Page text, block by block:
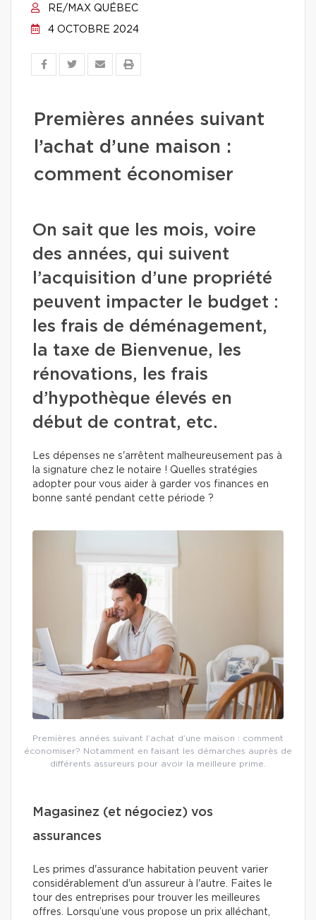
RE/MAX QUÉBEC
4 OCTOBRE 2024
Premières années suivant
l’achat d’une maison :
comment économiser
On sait que les mois, voire
des années, qui suivent
l’acquisition d’une propriété
peuvent impacter le budget :
les frais de déménagement,
la taxe de Bienvenue, les
rénovations, les frais
d’hypothèque élevés en
début de contrat, etc.
Les dépenses ne s'arrêtent malheureusement pas à
la signature chez le notaire ! Quelles stratégies
adopter pour vous aider à garder vos finances en
bonne santé pendant cette période ?
Premières années suivant l’achat d’une maison : comment
économiser? Notamment en faisant les démarches auprès de
différents assureurs pour avoir la meilleure prime.
Magasinez (et négociez) vos
assurances
Les primes d'assurance habitation peuvent varier
considérablement d'un assureur à l'autre. Faites le
tour des entreprises pour trouver les meilleures
offres. Lorsqu’une vous propose un prix alléchant,